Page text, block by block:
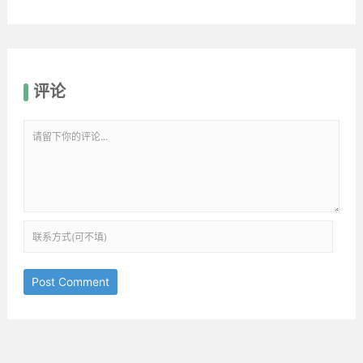
评论
Post Comment